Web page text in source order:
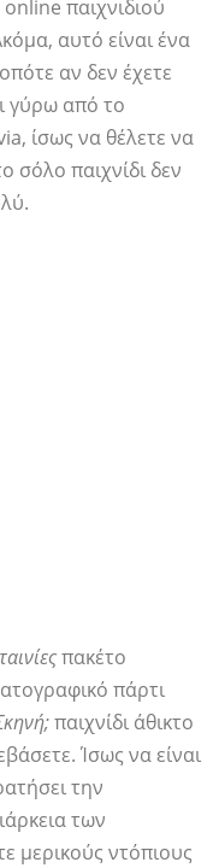
παιχνιδιού
αυτό είναι ένα
αν δεν έχετε
γύρω από το
ίσως να θέλετε να
σόλο παιχνίδι δεν
πακέτο
πάρτι
παιχνίδι άθικτο
Ίσως να είναι
την
των
μερικούς ντόπιους